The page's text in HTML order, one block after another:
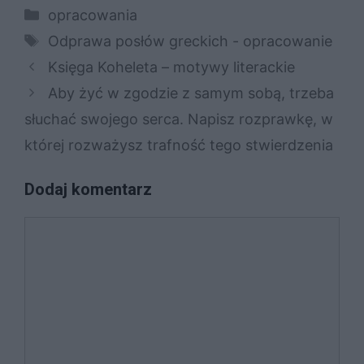
Kategorie
opracowania
Tagi
Odprawa posłów greckich - opracowanie
Księga Koheleta – motywy literackie
Aby żyć w zgodzie z samym sobą, trzeba
słuchać swojego serca. Napisz rozprawkę, w
której rozważysz trafność tego stwierdzenia
Dodaj komentarz